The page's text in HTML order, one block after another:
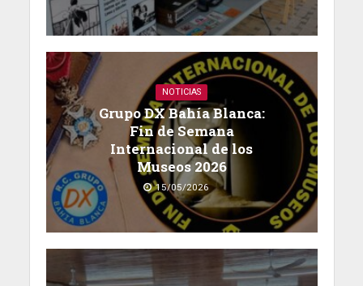
NOTICIAS
Grupo DX Bahía Blanca:
Fin de Semana
Internacional de los
Museos 2026
15/05/2026